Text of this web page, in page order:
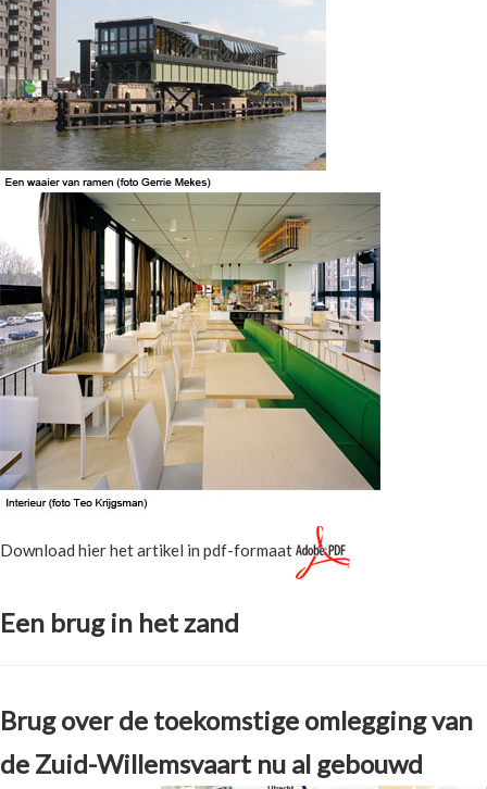
Download hier het artikel in pdf-formaat
Een brug in het zand
Brug over de toekomstige omlegging van
de Zuid-Willemsvaart nu al gebouwd